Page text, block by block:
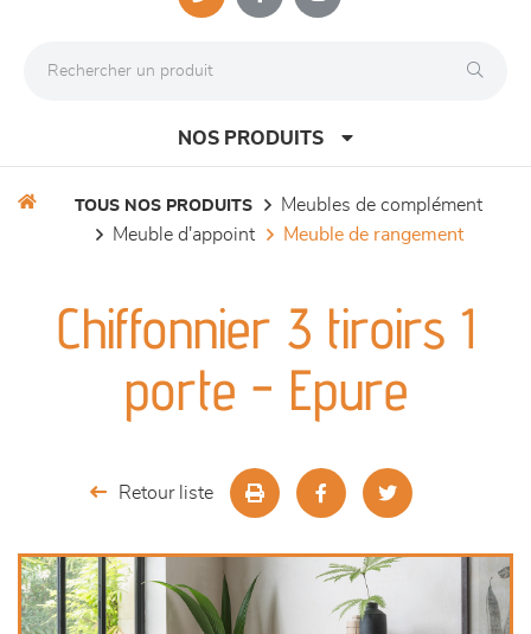
NOS PRODUITS
séjours
meubles de complément
décoration
TOUS NOS PRODUITS
meubles de complément
meuble d'appoint
meuble de rangement
Chiffonnier 3 tiroirs 1
porte - Epure
Retour liste